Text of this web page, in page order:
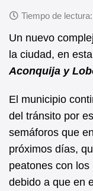
c
e
b
o
o
k
at
s
A
p
p
Un nuevo
la ciudad, en
Aconquija y
El municipio
del tránsito por
semáforos que
próximos días,
peatones con
debido a que en